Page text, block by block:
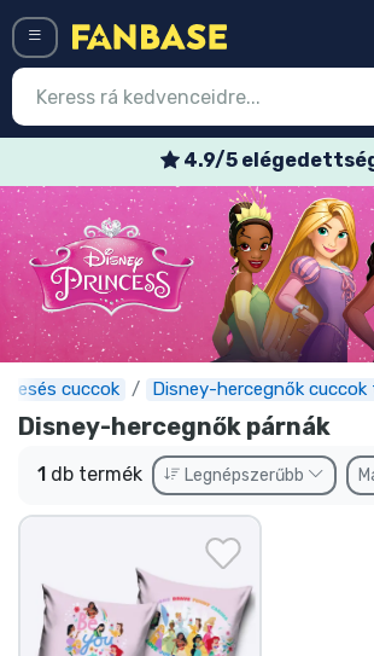
4.9/5
Mesés cuccok Disney-hercegnők cuccok
Disney-hercegnők párnák
1 db termék Legnépszerűbb
Belépés
Legújabb cuccok
Akciós ajánlatok
Express szállítás
Előrendelhető cuccok
Outlet cuccok
Ajándékkártya
Szállítás és fizetés